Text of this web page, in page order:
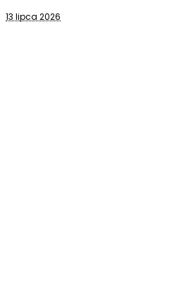
13 lipca 2026